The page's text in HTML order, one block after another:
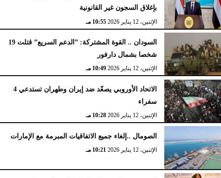
بإغلاق السجون غير القانونية
الإثنين، 12 يناير 2026 10:55 مـ
السودان .. القوة المشتركة: ”الدعم السريع” قتلت 19
شخصا بشمال دارفور
الإثنين، 12 يناير 2026 10:49 مـ
الاتحاد الأوروبي يصعّد ضد إيران وطهران تستدعي 4
سفراء
الإثنين، 12 يناير 2026 10:28 مـ
الصومال ..إلغاء جميع الاتفاقيات المبرمة مع الإمارات
الإثنين، 12 يناير 2026 10:21 مـ